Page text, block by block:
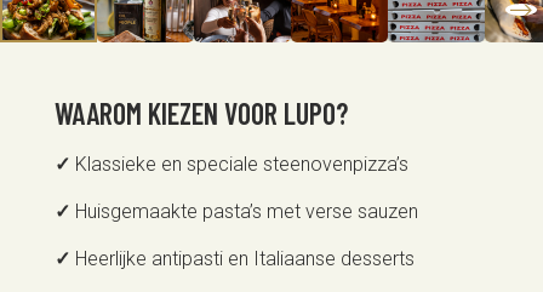
WAAROM KIEZEN VOOR LUPO?
✓ Klassieke en speciale steenovenpizza’s
✓ Huisgemaakte pasta’s met verse sauzen
✓ Heerlijke antipasti en Italiaanse desserts